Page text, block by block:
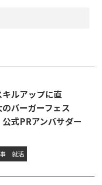
キルアップに直
バーガーフェス
公式PRアンバサダー
就活